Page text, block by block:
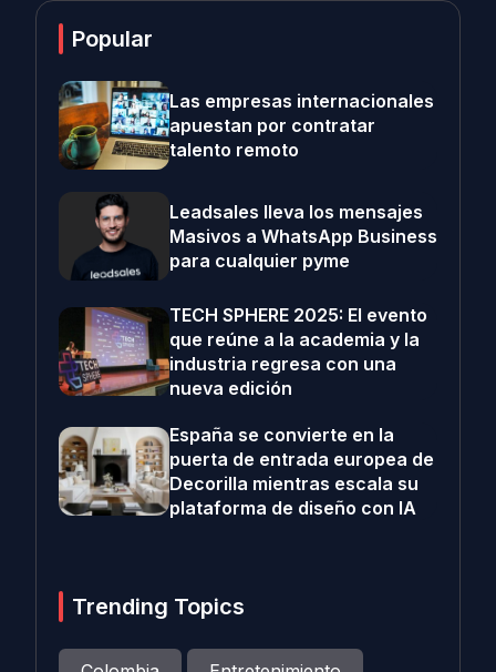
Popular
Las empresas internacionales
apuestan por contratar
talento remoto
Leadsales lleva los mensajes
Masivos a WhatsApp Business
para cualquier pyme
TECH SPHERE 2025: El evento
que reúne a la academia y la
industria regresa con una
nueva edición
España se convierte en la
puerta de entrada europea de
Decorilla mientras escala su
plataforma de diseño con IA
Trending Topics